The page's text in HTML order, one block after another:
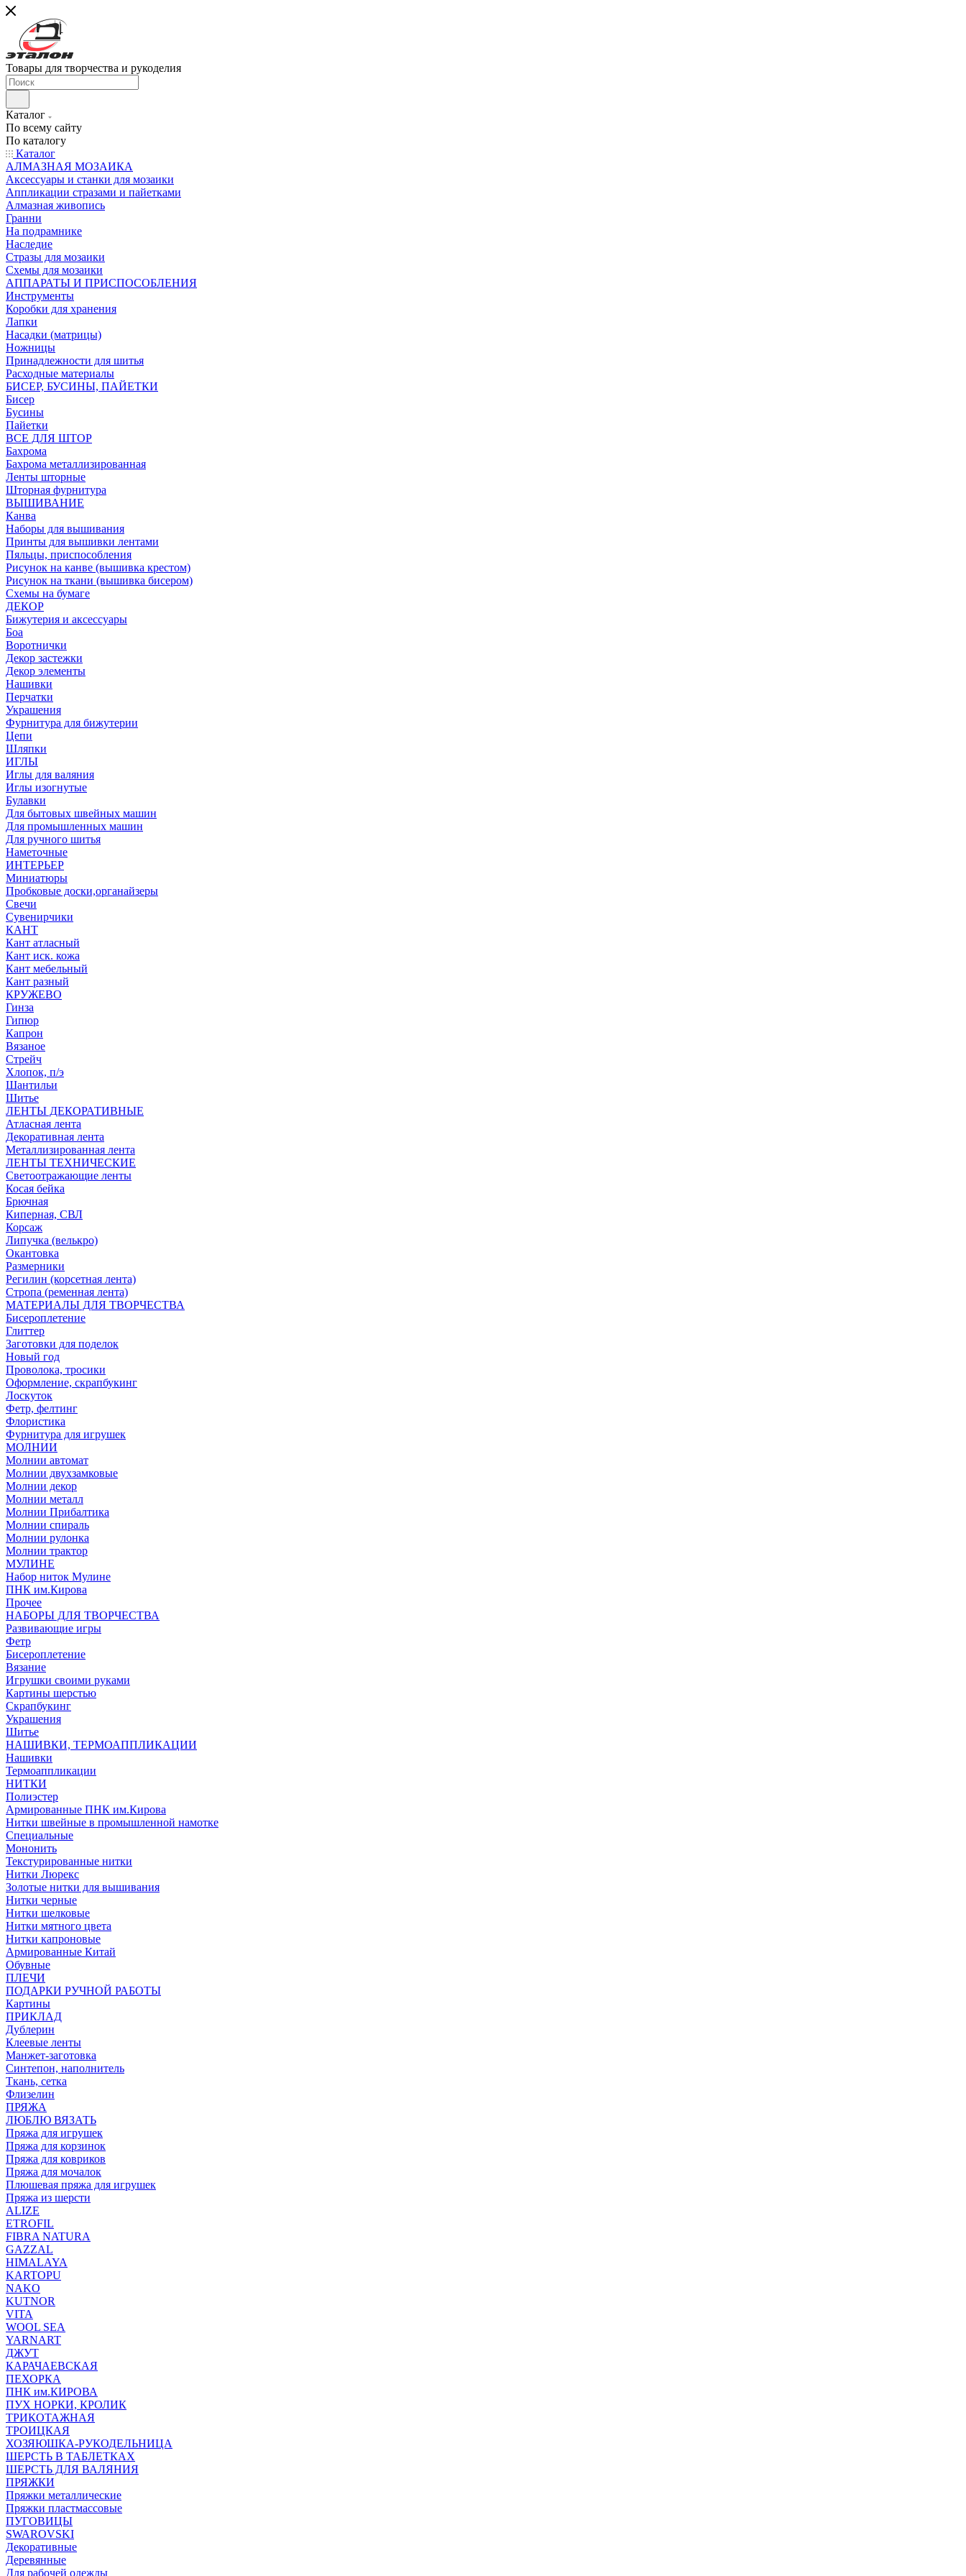
Товары для творчества и рукоделия
Каталог
По всему сайту
По каталогу
Каталог
АЛМАЗНАЯ МОЗАИКА
Аксессуары и станки для мозаики
Аппликации стразами и пайетками
Алмазная живопись
Гранни
На подрамнике
Наследие
Стразы для мозаики
Схемы для мозаики
АППАРАТЫ И ПРИСПОСОБЛЕНИЯ
Инструменты
Коробки для хранения
Лапки
Насадки (матрицы)
Ножницы
Принадлежности для шитья
Расходные материалы
БИСЕР, БУСИНЫ, ПАЙЕТКИ
Бисер
Бусины
Пайетки
ВСЕ ДЛЯ ШТОР
Бахрома
Бахрома металлизированная
Ленты шторные
Шторная фурнитура
ВЫШИВАНИЕ
Канва
Наборы для вышивания
Принты для вышивки лентами
Пяльцы, приспособления
Рисунок на канве (вышивка крестом)
Рисунок на ткани (вышивка бисером)
Схемы на бумаге
ДЕКОР
Бижутерия и аксессуары
Боа
Воротнички
Декор застежки
Декор элементы
Нашивки
Перчатки
Украшения
Фурнитура для бижутерии
Цепи
Шляпки
ИГЛЫ
Иглы для валяния
Иглы изогнутые
Булавки
Для бытовых швейных машин
Для промышленных машин
Для ручного шитья
Наметочные
ИНТЕРЬЕР
Миниатюры
Пробковые доски,органайзеры
Свечи
Сувенирчики
КАНТ
Кант атласный
Кант иск. кожа
Кант мебельный
Кант разный
КРУЖЕВО
Гинза
Гипюр
Капрон
Вязаное
Стрейч
Хлопок, п/э
Шантильи
Шитье
ЛЕНТЫ ДЕКОРАТИВНЫЕ
Атласная лента
Декоративная лента
Металлизированная лента
ЛЕНТЫ ТЕХНИЧЕСКИЕ
Светоотражающие ленты
Косая бейка
Брючная
Киперная, СВЛ
Корсаж
Липучка (велькро)
Окантовка
Размерники
Регилин (корсетная лента)
Стропа (ременная лента)
МАТЕРИАЛЫ ДЛЯ ТВОРЧЕСТВА
Бисероплетение
Глиттер
Заготовки для поделок
Новый год
Проволока, тросики
Оформление, скрапбукинг
Лоскуток
Фетр, фелтинг
Флористика
Фурнитура для игрушек
МОЛНИИ
Молнии автомат
Молнии двухзамковые
Молнии декор
Молнии металл
Молнии Прибалтика
Молнии спираль
Молнии рулонка
Молнии трактор
МУЛИНЕ
Набор ниток Мулине
ПНК им.Кирова
Прочее
НАБОРЫ ДЛЯ ТВОРЧЕСТВА
Развивающие игры
Фетр
Бисероплетение
Вязание
Игрушки своими руками
Картины шерстью
Скрапбукинг
Украшения
Шитье
НАШИВКИ, ТЕРМОАППЛИКАЦИИ
Нашивки
Термоаппликации
НИТКИ
Полиэстер
Армированные ПНК им.Кирова
Нитки швейные в промышленной намотке
Специальные
Мононить
Текстурированные нитки
Нитки Люрекс
Золотые нитки для вышивания
Нитки черные
Нитки шелковые
Нитки мятного цвета
Нитки капроновые
Армированные Китай
Обувные
ПЛЕЧИ
ПОДАРКИ РУЧНОЙ РАБОТЫ
Картины
ПРИКЛАД
Дублерин
Клеевые ленты
Манжет-заготовка
Синтепон, наполнитель
Ткань, сетка
Флизелин
ПРЯЖА
ЛЮБЛЮ ВЯЗАТЬ
Пряжа для игрушек
Пряжа для корзинок
Пряжа для ковриков
Пряжа для мочалок
Плюшевая пряжа для игрушек
Пряжа из шерсти
ALIZE
ETROFIL
FIBRA NATURA
GAZZAL
HIMALAYA
KARTOPU
NAKO
KUTNOR
VITA
WOOL SEA
YARNART
ДЖУТ
КАРАЧАЕВСКАЯ
ПЕХОРКА
ПНК им.КИРОВА
ПУХ НОРКИ, КРОЛИК
ТРИКОТАЖНАЯ
ТРОИЦКАЯ
ХОЗЯЮШКА-РУКОДЕЛЬНИЦА
ШЕРСТЬ В ТАБЛЕТКАХ
ШЕРСТЬ ДЛЯ ВАЛЯНИЯ
ПРЯЖКИ
Пряжки металлические
Пряжки пластмассовые
ПУГОВИЦЫ
SWAROVSKI
Декоративные
Деревянные
Для рабочей одежды